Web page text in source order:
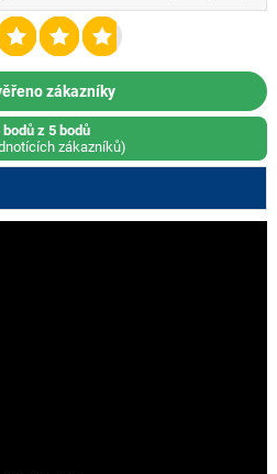
zákazníky
z 5 bodů
zákazníků)